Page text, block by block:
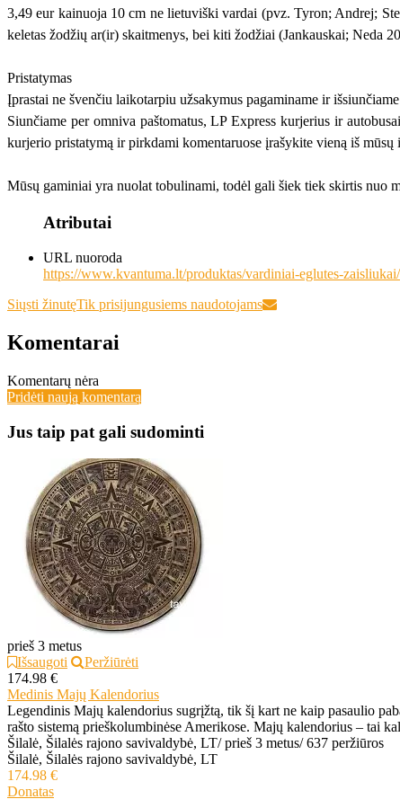
3,49 eur kainuoja 10 cm ne lietuviški vardai (pvz. Tyron; Andrej;
keletas žodžių ar(ir) skaitmenys, bei kiti žodžiai (Jankauskai; Neda
Pristatymas
Įprastai ne švenčiu laikotarpiu užsakymus pagaminame ir
Siunčiame per omniva paštomatus, LP Express kurjerius ir
kurjerio pristatymą ir pirkdami komentaruose įrašykite vieną iš
Mūsų gaminiai yra nuolat tobulinami, todėl gali šiek tiek skirtis nuo
Atributai
URL nuoroda
https://www.kvantuma.lt/produktas/vardiniai-eglutes-zaisliukai/
Siųsti žinutęTik prisijungusiems naudotojams
Komentarai
Komentarų nėra
Pridėti naują komentarą
Jus taip pat gali sudominti
prieš 3 metus
Išsaugoti
Peržiūrėti
174.98 €
Medinis Majų Kalendorius
Legendinis Majų kalendorius sugrįžtą, tik šį kart ne kaip pasaulio
rašto sistemą prieškolumbinėse Amerikose. Majų kalendorius – tai
Šilalė, Šilalės rajono savivaldybė, LT/ prieš 3 metus/ 637 peržiūros
Šilalė, Šilalės rajono savivaldybė, LT
174.98 €
Donatas